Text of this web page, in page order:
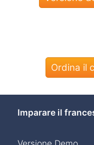
Ordina il
Imparare il